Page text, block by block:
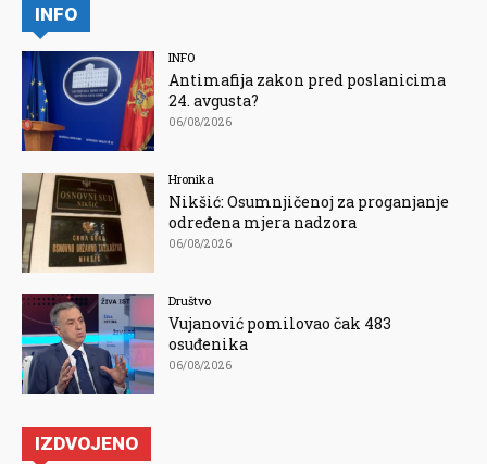
INFO
INFO
Antimafija zakon pred poslanicima
24. avgusta?
06/08/2026
Hronika
Nikšić: Osumnjičenoj za proganjanje
određena mjera nadzora
06/08/2026
Društvo
Vujanović pomilovao čak 483
osuđenika
06/08/2026
IZDVOJENO